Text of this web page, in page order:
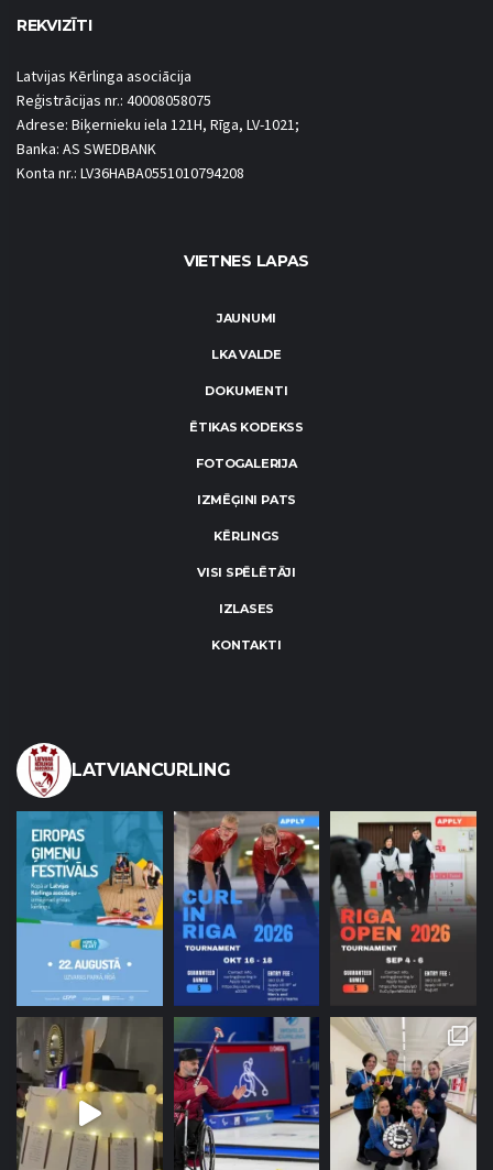
REKVIZĪTI
Latvijas Kērlinga asociācija
Reģistrācijas nr.: 40008058075
Adrese: Biķernieku iela 121H, Rīga, LV-1021;
Banka: AS SWEDBANK
Konta nr.: LV36HABA0551010794208
VIETNES LAPAS
JAUNUMI
LKA VALDE
DOKUMENTI
ĒTIKAS KODEKSS
FOTOGALERIJA
IZMĒĢINI PATS
KĒRLINGS
VISI SPĒLĒTĀJI
IZLASES
KONTAKTI
LATVIANCURLING